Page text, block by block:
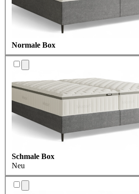
Normale Box
Schmale Box
Neu